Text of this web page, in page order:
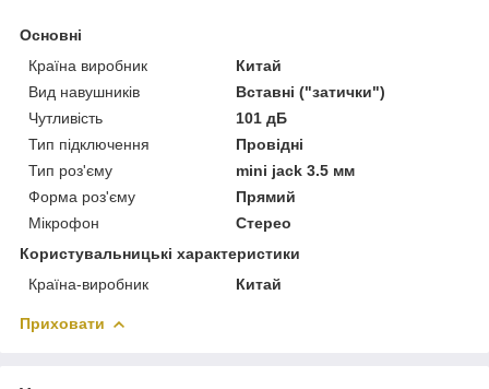
Основні
Країна виробник
Китай
Вид навушників
Вставні ("затички")
Чутливість
101 дБ
Тип підключення
Провідні
Тип роз'єму
mini jack 3.5 мм
Форма роз'єму
Прямий
Мікрофон
Стерео
Користувальницькі характеристики
Країна-виробник
Китай
Приховати